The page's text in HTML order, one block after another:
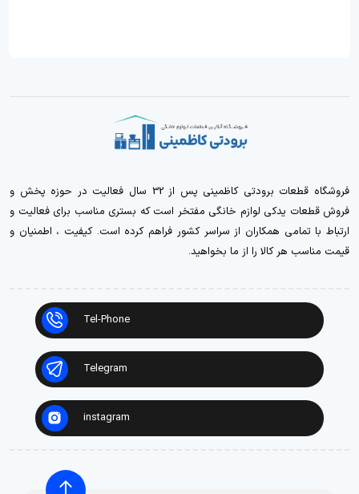
فروشگاه قطعات برودتی کاظمینی پس از 32 سال فعالیت در حوزه پخش و
فروش قطعات یدکی لوازم خانگی مفتخر است که بستری مناسب برای فعالیت و
ارتباط با تمامی همکاران از سراسر کشور فراهم کرده است. کیفیت ، اطمنیان و
قیمت مناسب هر کالا را از ما بخواهید.
Tel-Phone
Telegram
instagram